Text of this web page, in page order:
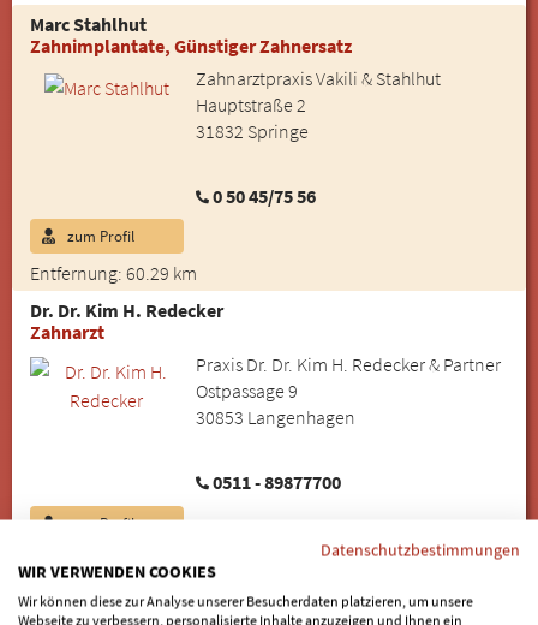
Marc Stahlhut
Zahnimplantate, Günstiger Zahnersatz
Zahnarztpraxis Vakili & Stahlhut
Hauptstraße 2
31832 Springe
0 50 45/75 56
Entfernung: 60.29 km
zum Profil
Dr. Dr. Kim H. Redecker
Zahnarzt
Praxis Dr. Dr. Kim H. Redecker & Partner
Ostpassage 9
30853 Langenhagen
0511 - 89877700
zum Profil
Christian G. Schlotter
Zahnarztpraxis günstige Zahnimplantate
Datenschutzbestimmungen
WIR VERWENDEN COOKIES
Wir können diese zur Analyse unserer Besucherdaten platzieren, um unsere
Webseite zu verbessern, personalisierte Inhalte anzuzeigen und Ihnen ein